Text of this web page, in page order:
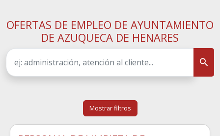
OFERTAS DE EMPLEO DE AYUNTAMIENTO
DE AZUQUECA DE HENARES
Mostrar filtros